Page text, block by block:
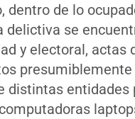
dentro de lo
delictiva se
y electoral, actas
presumiblemente
distintas entidades